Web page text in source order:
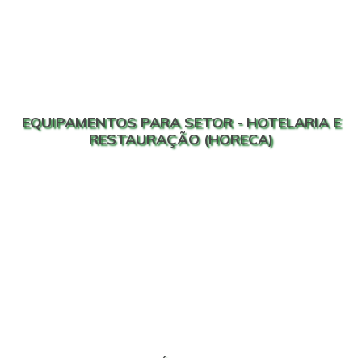
EQUIPAMENTOS PARA SETOR - HOTELARIA E
RESTAURAÇÃO (HORECA)